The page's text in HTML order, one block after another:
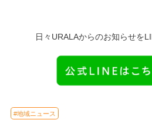
日々URALAからのお知らせを
#地域ニュース